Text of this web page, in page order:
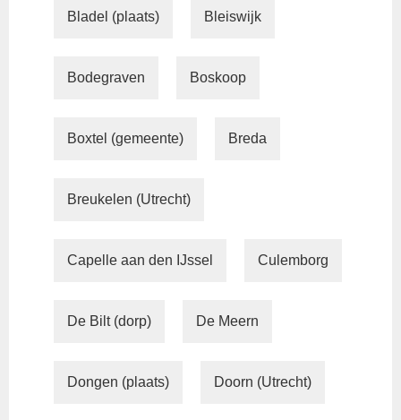
Bladel (plaats) Bleiswijk
Bodegraven Boskoop
Boxtel (gemeente) Breda
Breukelen (Utrecht)
Capelle aan den IJssel Culemborg
De Bilt (dorp) De Meern
Dongen (plaats) Doorn (Utrecht)